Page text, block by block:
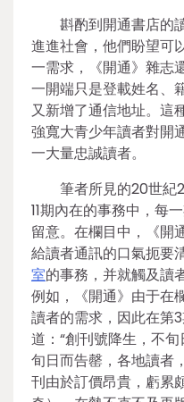
斟酌到開通書店的
進進社會，他們盼望可
一需求，《開通》雜志
一開端只是登載姓名、
又新增了通信地址。這
強寬大青少年讀者對開
一大量忠誠讀者。
筆者所見的20世紀
11期內在的事務中，每
留意。在欄目中，《開
給讀者通訊的口氣扼要
室的事務，并就觸及讀
例如，《開通》由于在
讀者的需求，因此在第
道：“創刊號降生，不
旬日而告罄，各地讀者
刊由於訂價昂貴，虧累